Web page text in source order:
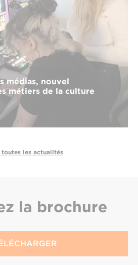
médias, nouvel
métiers de la culture
les actualités
la brochure